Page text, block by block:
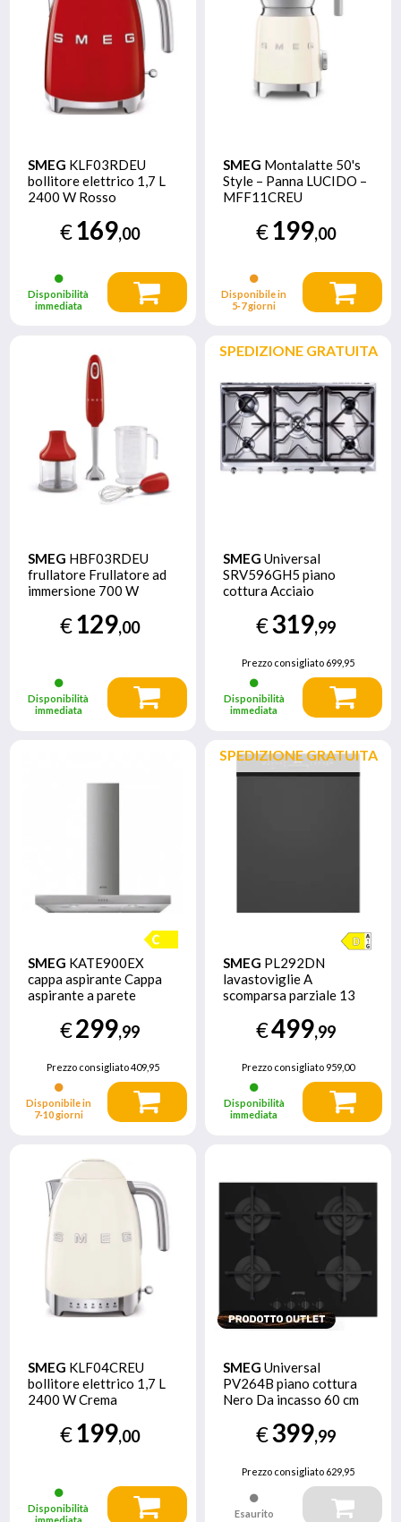
SMEG KLF03RDEU
bollitore elettrico 1,7 L
2400 W Rosso
€169,00
Disponibilità
immediata
SMEG Montalatte 50's
Style – Panna LUCIDO –
MFF11CREU
€199,00
Disponibile in
5‑7 giorni
SMEG HBF03RDEU
frullatore Frullatore ad
immersione 700 W
€129,00
Disponibilità
immediata
SPEDIZIONE GRATUITA
SMEG Universal
SRV596GH5 piano
cottura Acciaio
Gas 5 Fornello(i)
€319,99
Prezzo consigliato 699,95
Disponibilità
immediata
SMEG KATE900EX
cappa aspirante Cappa
aspirante a parete
m³/h C€299,99
Prezzo consigliato409,95
Disponibile in
7‑10 giorni
SPEDIZIONE GRATUITA
SMEG PL292DN
lavastoviglie A
scomparsa parziale 13
€499,99
Prezzo consigliato 959,00
Disponibilità
immediata
SMEG KLF04CREU
bollitore elettrico 1,7 L
2400 W Crema
€199,00
Disponibilità
immediata
SMEG Universal
PV264B piano cottura
Nero Da incasso 60 cm
€399,99
Prezzo consigliato 629,95
Esaurito